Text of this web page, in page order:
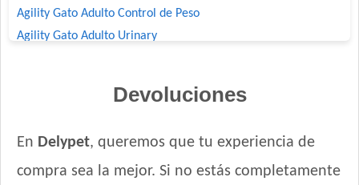
Agility Gato Adulto Control de Peso
Agility Gato Adulto Urinary
Benefit Gato Adulto
Bonelo Gato Adulto
Brio Gato Adulto
Devoluciones
En Delypet, queremos que tu experiencia de
compra sea la mejor. Si no estás completamente